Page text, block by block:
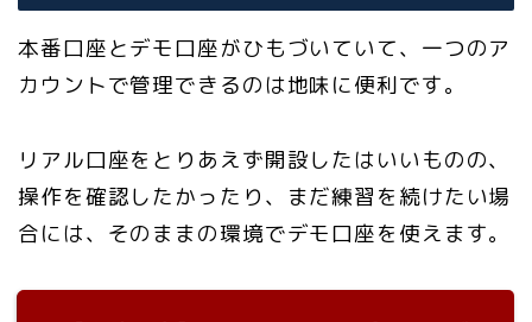
本番口座とデモ口座がひもづいていて、一つのア
カウントで管理できるのは地味に便利です。
リアル口座をとりあえず開設したはいいものの、
操作を確認したかったり、まだ練習を続けたい場
合には、そのままの環境でデモ口座を使えます。